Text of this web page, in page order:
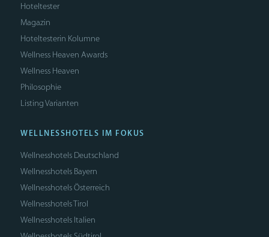
Hoteltester
Magazin
Hoteltesterin Kolumne
Wellness Heaven Awards
Wellness Heaven
Philosophie
Listing Varianten
WELLNESSHOTELS IM FOKUS
Wellnesshotels Deutschland
Wellnesshotels Bayern
Wellnesshotels Österreich
Wellnesshotels Tirol
Wellnesshotels Italien